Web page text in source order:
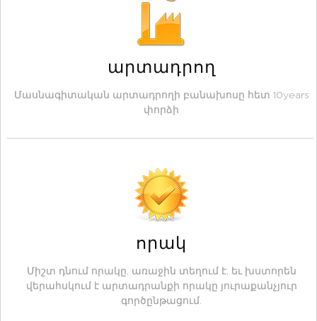
արտադրող
Մասնագիտական ​​արտադրողի բանախոսը հետ 10years
փորձի
որակ
Միշտ դնում որակը, առաջին տեղում է, եւ խստորեն
վերահսկում է արտադրանքի որակը յուրաքանչյուր
գործընթացում.